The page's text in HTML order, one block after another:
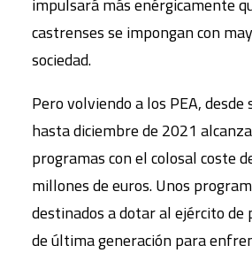
castrenses se impongan con
sociedad.
Pero volviendo a los PEA, desde
hasta diciembre de 2021
programas con el colosal coste
millones de euros. Unos
destinados a dotar al ejército
de última generación para